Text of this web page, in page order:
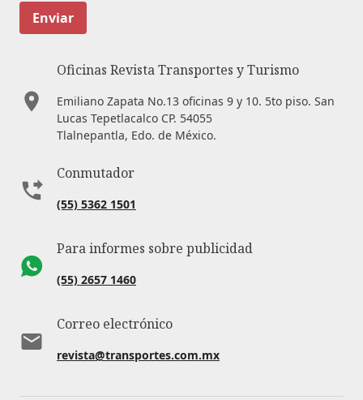
Enviar
Oficinas Revista Transportes y Turismo
Emiliano Zapata No.13 oficinas 9 y 10. 5to piso. San
Lucas Tepetlacalco CP. 54055
Tlalnepantla, Edo. de México.
Conmutador
(55) 5362 1501
Para informes sobre publicidad
(55) 2657 1460
Correo electrónico
revista@transportes.com.mx